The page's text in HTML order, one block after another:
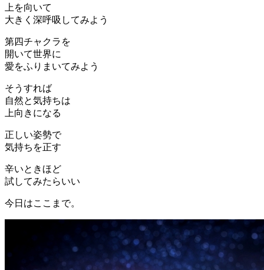
上を向いて
大きく深呼吸してみよう
第四チャクラを
開いて世界に
愛をふりまいてみよう
そうすれば
自然と気持ちは
上向きになる
正しい姿勢で
気持ちを正す
辛いときほど
試してみたらいい
今日はここまで。